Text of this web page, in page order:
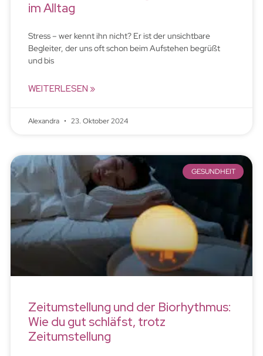
im Alltag
Stress – wer kennt ihn nicht? Er ist der unsichtbare
Begleiter, der uns oft schon beim Aufstehen begrüßt
und bis
WEITERLESEN »
Alexandra 23. Oktober 2024
GESUNDHEIT
Zeitumstellung und der Biorhythmus:
Wie du gut schläfst, trotz
Zeitumstellung